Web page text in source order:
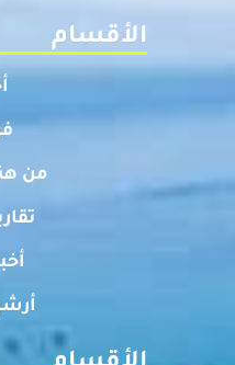
الأقسام
من